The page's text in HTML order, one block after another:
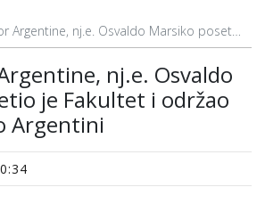
nj.e. Osvaldo Marsiko posetio je Fakultet i održao predavanje o Argentini
nj.e. Osvaldo
je Fakultet i održao
Argentini